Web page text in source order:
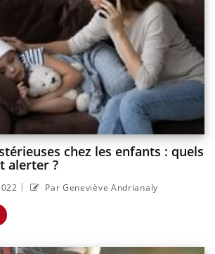
chez les enfants : quels
alerter ?
| Par Geneviève Andrianaly